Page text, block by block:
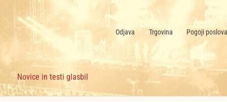
Odjava Trgovina Pogoji
Novice in testi glasbil